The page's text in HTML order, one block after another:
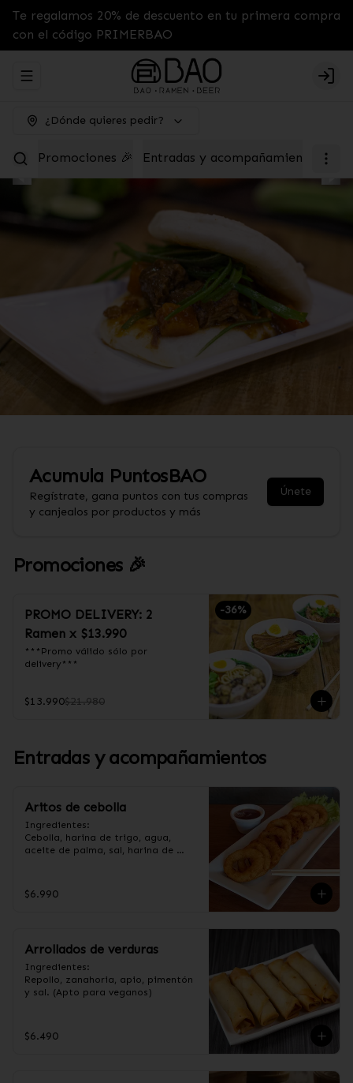
Te regalamos 20% de descuento en tu primera compra
con el código PRIMERBAO
Abrir menu de navegación
¿Dónde quieres pedir?
Promociones 🎉 Entradas y acompañamientos
Acumula PuntosBAO
Regístrate, gana puntos con tus compras
y canjealos por productos y más
Únete
Promociones 🎉
-36%
PROMO DELIVERY: 2
Ramen x $13.990
***Promo válido sólo por
delivery***
$13.990$21.980
Entradas y acompañamientos
Aritos de cebolla
Ingredientes:
Cebolla, harina de trigo, agua,
aceite de palma, sal, harina de
$6.990
Arrollados de verduras
Ingredientes:
Repollo, zanahoria, apio, pimentón
y sal. (Apto para veganos)
$6.490